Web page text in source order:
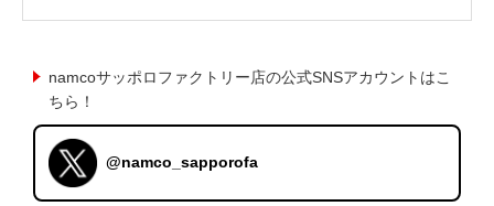
namcoサッポロファクトリー店の公式SNSアカウントはこ
ちら！
@namco_sapporofa